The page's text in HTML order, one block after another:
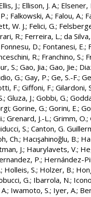
J.; Ellison, J. A.; Elsener,
; Falkowski, A.; Falou, A.;
W. J.; Felici, G.;
R.; Ferreira, L.; da
Fonnesu, D.; Fontanesi, E.;
R.; Franchino, S.;
S.; Gao, Jia.; Gao, Jie.;
G.; Gay, P.; Ge, S.-F.;
F.; Giffoni, F.; Gilardoni,
; Gluza, J.; Gobbi, G.;
; Gorine, G.; Gorini, E.;
; Grenard, J.-L.; Grimm, O.;
S.; Canton, G.
Ch.; Hacışahinoğlu, B.;
J.; Haurylavets, V.;
P.; Hernández-
; Holleis, S.; Holzer, B.;
G.; Ibarrola, N.;
; Iwamoto, S.; Iyer, A.;